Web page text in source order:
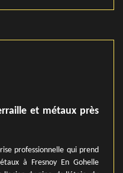
et métaux près
professionnelle qui prend
à Fresnoy En Gohelle